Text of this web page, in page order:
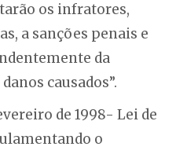
os infratores,
a sanções penais e
da
causados”.
de 1998- Lei de
o